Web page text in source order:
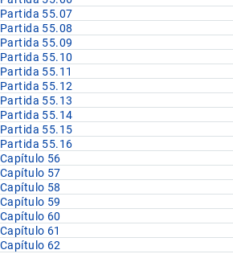
Partida 55.07
Partida 55.08
Partida 55.09
Partida 55.10
Partida 55.11
Partida 55.12
Partida 55.13
Partida 55.14
Partida 55.15
Partida 55.16
Capítulo 56
Capítulo 57
Capítulo 58
Capítulo 59
Capítulo 60
Capítulo 61
Capítulo 62